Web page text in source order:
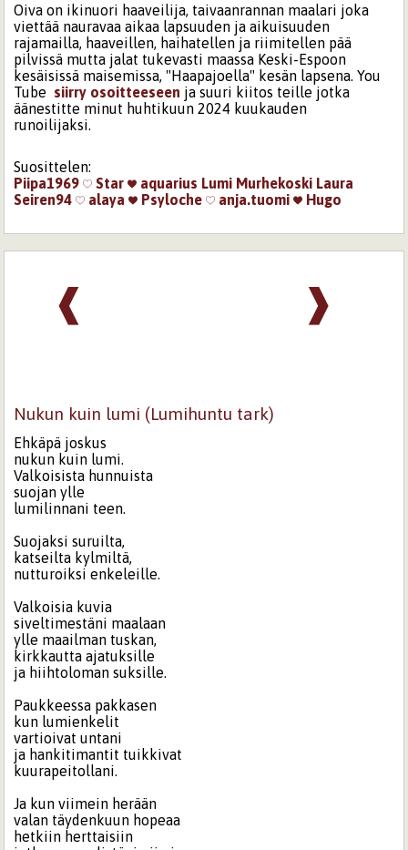
Oiva on ikinuori haaveilija, taivaanrannan maalari joka
viettää nauravaa aikaa lapsuuden ja aikuisuuden
rajamailla, haaveillen, haihatellen ja riimitellen pää
pilvissä mutta jalat tukevasti maassa Keski-Espoon
kesäisissä maisemissa, "Haapajoella" kesän lapsena. You
Tube siirry osoitteeseen ja suuri kiitos teille jotka
äänestitte minut huhtikuun 2024 kuukauden
runoilijaksi.
Suosittelen:
Piipa1969
Star aquarius Lumi Murhekoski Laura
Seiren94
alaya Psyloche anja.tuomi Hugo
❱
❰
Nukun kuin lumi (Lumihuntu tark)
Ehkäpä joskus
nukun kuin lumi.
Valkoisista hunnuista
suojan ylle
lumilinnani teen.
Suojaksi suruilta,
katseilta kylmiltä,
nutturoiksi enkeleille.
Valkoisia kuvia
siveltimestäni maalaan
ylle maailman tuskan,
kirkkautta ajatuksille
ja hiihtoloman suksille.
Paukkeessa pakkasen
kun lumienkelit
vartioivat untani
ja hankitimantit tuikkivat
kuurapeitollani.
Ja kun viimein herään
valan täydenkuun hopeaa
hetkiin herttaisiin